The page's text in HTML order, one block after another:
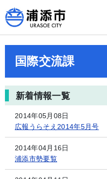
国際交流課
新着情報一覧
2014年05月08日
広報うらそえ2014年5月号
2014年04月16日
浦添市勢要覧